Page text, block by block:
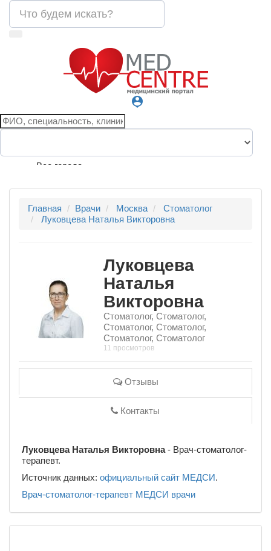
person_pin
Все города
Главная Врачи Москва
Стоматолог
Луковцева Наталья Викторовна
Луковцева
Наталья
Викторовна
Стоматолог, Стоматолог,
Стоматолог, Стоматолог,
Стоматолог, Стоматолог
11 просмотров
Отзывы
Контакты
Луковцева Наталья Викторовна- Врач-стоматолог-
терапевт.
Источник данных: официальный сайт МЕДСИ.
Врач-стоматолог-терапевт МЕДСИ врачи